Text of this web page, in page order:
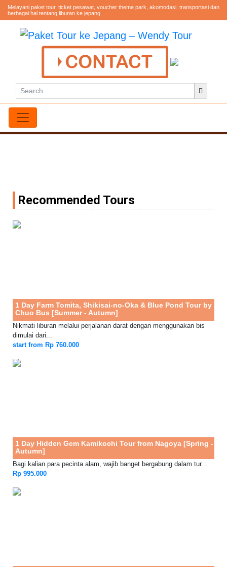
Melayani paket tour, ticket pesawat, voucher theme park, akomodasi, transportasi dan
berbagai hal tentang liburan ke jepang.
Recommended Tours
1 Day Farm Tomita, Shikisai-no-Oka & Blue Pond Tour by
Chuo Bus [Summer - Autumn]
Nikmati liburan melalui perjalanan darat dengan menggunakan bis
dimulai dari...
start from Rp 760.000
1 Day Hidden Gem Kamikochi Tour from Nagoya [Spring -
Autumn]
Bagi kalian para pecinta alam, wajib banget bergabung dalam tur...
Rp 995.000